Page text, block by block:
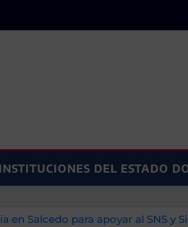
INSTITUCIONES DEL ESTADO
Salcedo para apoyar al SNS y